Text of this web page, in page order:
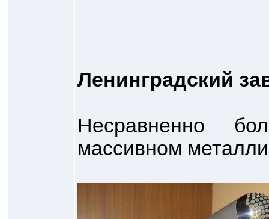
Ленинградский
Несравненно
массивном